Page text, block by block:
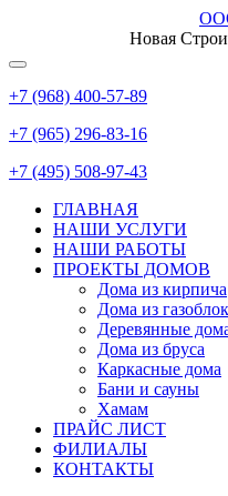
Новая
+7 (968) 400-57-89
+7 (965) 296-83-16
+7 (495) 508-97-43
ГЛАВНАЯ
НАШИ УСЛУГИ
НАШИ РАБОТЫ
ПРОЕКТЫ ДОМОВ
Дома из кирпича
Дома из
Деревянные
Дома из бруса
Каркасные дома
Бани и сауны
Хамам
ПРАЙС ЛИСТ
ФИЛИАЛЫ
КОНТАКТЫ